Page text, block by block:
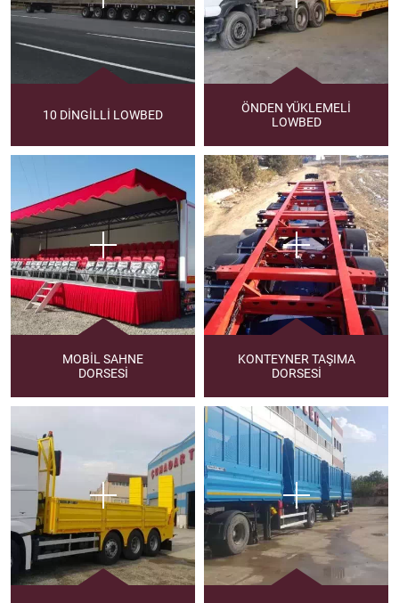
10 DİNGİLLİ LOWBED
ÖNDEN YÜKLEMELİ
LOWBED
MOBİL SAHNE
DORSESİ
KONTEYNER TAŞIMA
DORSESİ